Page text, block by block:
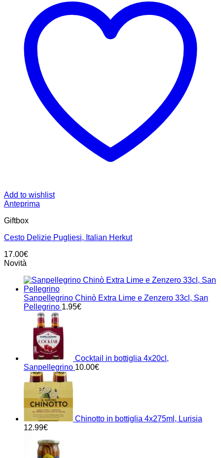
Add to wishlist
Anteprima
Giftbox
Cesto Delizie Pugliesi, Italian Herkut
17.00€
Novità
Sanpellegrino Chinò Extra Lime e Zenzero 33cl, San
Pellegrino 1.95€
Cocktail in bottiglia 4x20cl,
Sanpellegrino 10.00€
Chinotto in bottiglia 4x275ml, Lurisia
12.99€